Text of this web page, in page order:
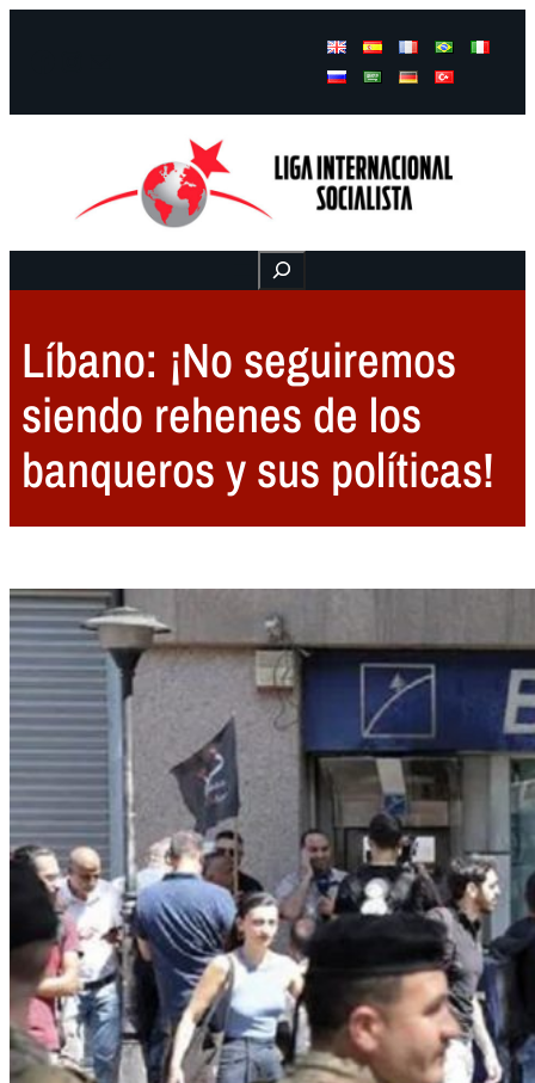
Buscar
Líbano: ¡No seguiremos
siendo rehenes de los
banqueros y sus políticas!